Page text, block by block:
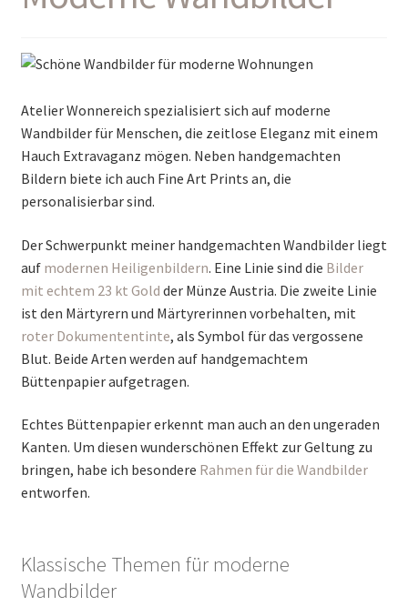
Atelier Wonnereich spezialisiert sich auf moderne
Wandbilder für Menschen, die zeitlose Eleganz mit einem
Hauch Extravaganz mögen. Neben handgemachten
Bildern biete ich auch Fine Art Prints an, die
personalisierbar sind.
Der Schwerpunkt meiner handgemachten Wandbilder liegt
auf modernen Heiligenbildern. Eine Linie sind die Bilder
mit echtem 23 kt Gold der Münze Austria. Die zweite Linie
ist den Märtyrern und Märtyrerinnen vorbehalten, mit
roter Dokumententinte, als Symbol für das vergossene
Blut. Beide Arten werden auf handgemachtem
Büttenpapier aufgetragen.
Echtes Büttenpapier erkennt man auch an den ungeraden
Kanten. Um diesen wunderschönen Effekt zur Geltung zu
bringen, habe ich besondere Rahmen für die Wandbilder
entworfen.
Klassische Themen für moderne
Wandbilder